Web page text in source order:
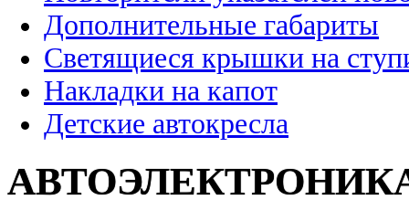
Дополнительные габариты
Светящиеся крышки на
Накладки на капот
Детские автокресла